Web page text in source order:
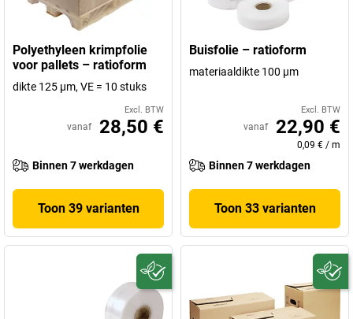
Polyethyleen krimpfolie
voor pallets – ratioform
dikte 125 µm, VE = 10 stuks
Excl. BTW
vanaf 28,50 €
Binnen 7 werkdagen
Toon 39 varianten
Buisfolie – ratioform
materiaaldikte 100 µm
Excl. BTW
vanaf 22,90 €
0,09 € / m
Binnen 7 werkdagen
Toon 33 varianten